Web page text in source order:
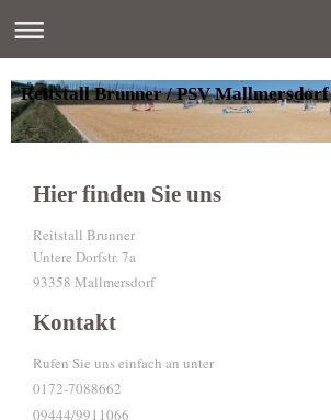
Reitstall Brunner / PSV Mallmersdorf
Hier finden Sie uns
Reitstall Brunner
Untere Dorfstr. 7a
93358 Mallmersdorf
Kontakt
Rufen Sie uns einfach an unter
0172-7088662
09444/9911066